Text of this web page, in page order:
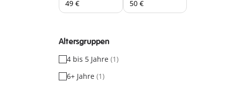
Altersgruppen
4 bis 5 Jahre (1)
6+ Jahre (1)